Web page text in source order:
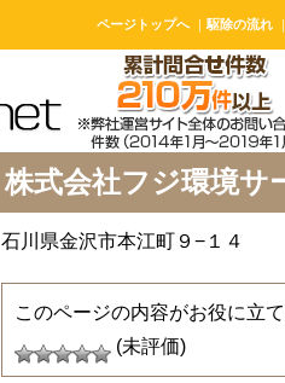
ページトップへ ｜ 駆除の流れ ｜
株式会社フジ環境サ
石川県金沢市本江町９−１４
このページの内容がお役に立
(未評価)